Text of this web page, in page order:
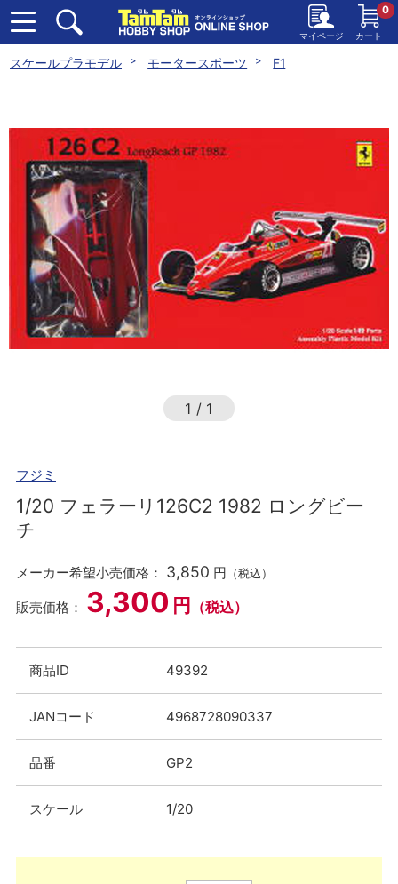
マイページ カート
0
スケールプラモデル モータースポーツ F1
1 / 1
フジミ
1/20 フェラーリ126C2 1982 ロングビー
チ
メーカー希望小売価格： 3,850 円 （税込）
販売価格： 3,300 円 （税込）
商品ID 49392
JANコード 4968728090337
品番 GP2
スケール 1/20